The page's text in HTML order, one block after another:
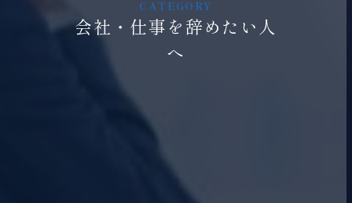
会社・仕事を辞めたい人
へ